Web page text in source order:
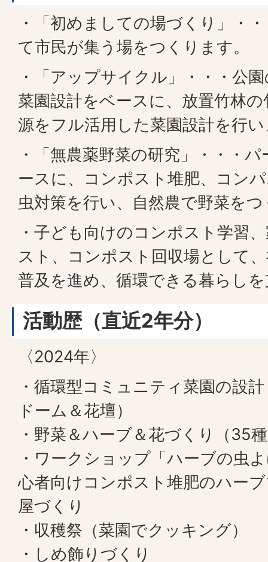
・「初めましての場づくり」・
て市民が集う場をつくります。
・「アップサイクル」・・・公
菜園設計をベースに、放置竹林
源をフル活用した菜園設計を行
・「無農薬野菜の研究」・・・
ースに、コンポスト堆肥、コン
虫対策を行い、自然農で野菜を
・子ども向けのコンポスト学習
スト、コンポスト回収場として
普及を進め、循環できる暮らし
活動歴（直近2年分）
〈2024年〉
・循環型コミュニティ菜園の設
ドーム＆花壇）
・野菜＆ハーブ＆花づくり（35
・ワークショップ「ハーブの虫
心者向けコンポスト堆肥のハー
屋づくり
・収穫祭（菜園でクッキング）
・しめ飾りづくり